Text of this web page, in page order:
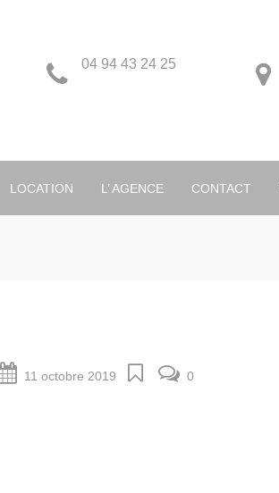
04 94 43 24 25
LOCATION L’ AGENCE CONTACT
11 octobre 2019 0